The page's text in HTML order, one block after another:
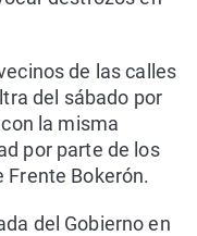
de las calles
del sábado por
la misma
por parte de los
Frente Bokerón.
del Gobierno en